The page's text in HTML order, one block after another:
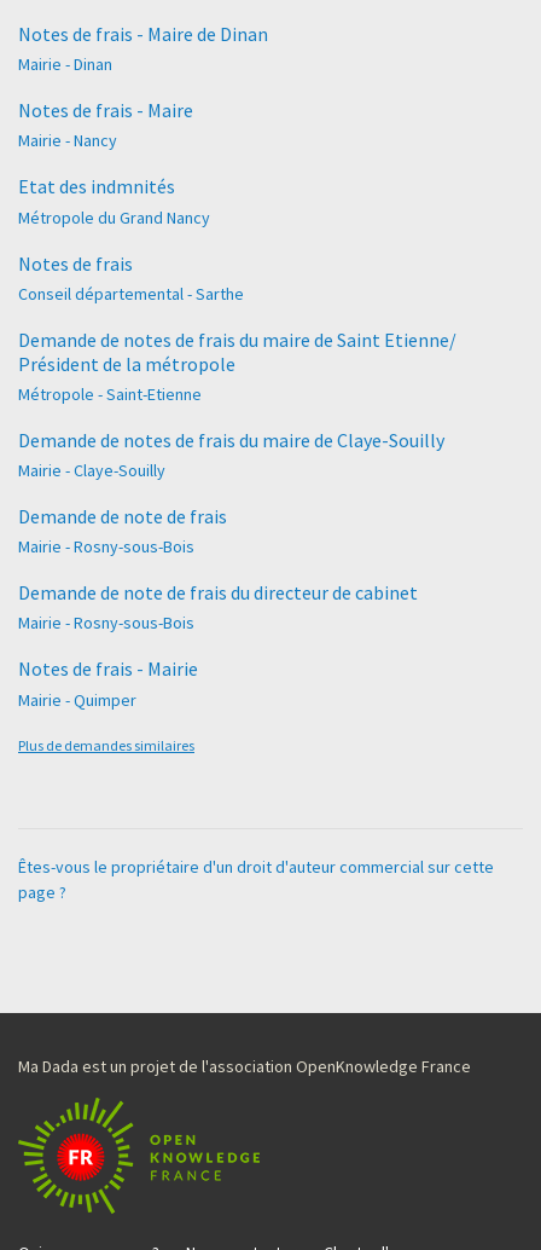
Notes de frais - Maire de Dinan
Mairie - Dinan
Notes de frais - Maire
Mairie - Nancy
Etat des indmnités
Métropole du Grand Nancy
Notes de frais
Conseil départemental - Sarthe
Demande de notes de frais du maire de Saint Etienne/
Président de la métropole
Métropole - Saint-Etienne
Demande de notes de frais du maire de Claye-Souilly
Mairie - Claye-Souilly
Demande de note de frais
Mairie - Rosny-sous-Bois
Demande de note de frais du directeur de cabinet
Mairie - Rosny-sous-Bois
Notes de frais - Mairie
Mairie - Quimper
Plus de demandes similaires
Êtes-vous le propriétaire d'un droit d'auteur commercial sur cette
page ?
Ma Dada est un projet de l'association OpenKnowledge France